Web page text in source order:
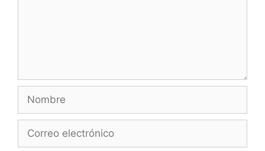
Nombre
Correo